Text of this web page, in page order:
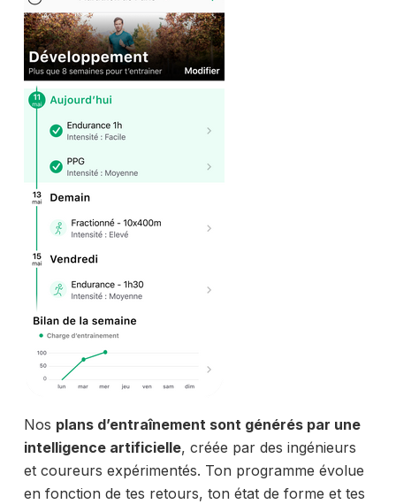
Nos plans d’entraînement sont générés par une
intelligence artificielle, créée par des ingénieurs
et coureurs expérimentés. Ton programme évolue
en fonction de tes retours, ton état de forme et tes